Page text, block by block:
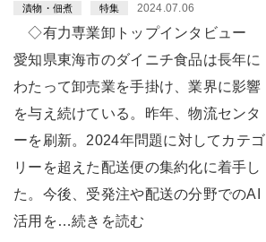
漬物・佃煮 特集 2024.07.06
◇有力専業卸トップインタビュー
愛知県東海市のダイニチ食品は長年に
わたって卸売業を手掛け、業界に影響
を与え続けている。昨年、物流センタ
ーを刷新。2024年問題に対してカテゴ
リーを超えた配送便の集約化に着手し
た。今後、受発注や配送の分野でのAI
活用を…続きを読む